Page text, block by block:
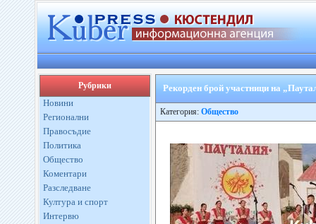
Рубрики
Новини
Регионални
Правосъдие
Политика
Общество
Коментари
Разследване
Култура и спорт
Интервю
Рекорден брой участници на
Категория: Общество